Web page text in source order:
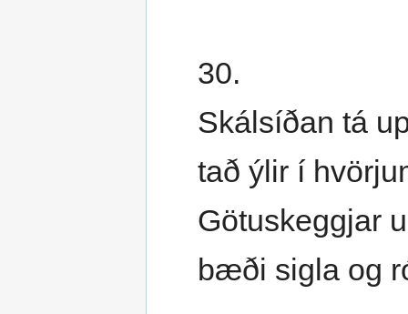
30.
Skálsíðan tá
tað ýlir í
Götuskeggjar
bæði sigla og